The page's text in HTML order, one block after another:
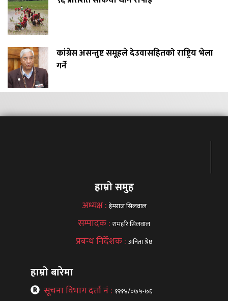
कांग्रेस असन्तुष्ट समूहले देउवासहितको राष्ट्रिय भेला
गर्ने
हाम्रो समुह
अध्यक्ष : हेमराज सिलवाल
सम्पादक :रामहरि सिलवाल
प्रबन्ध निर्देशक : अनिता श्रेष्ठ
हाम्रो बारेमा
सूचना विभाग दर्ता नं : १२१४/०७५-७६